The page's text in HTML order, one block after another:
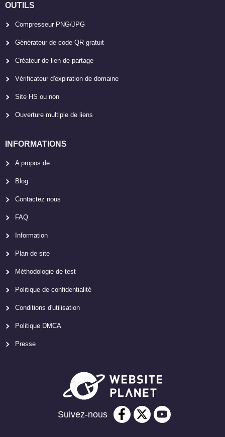
OUTILS
Compresseur PNG/JPG
Générateur de code QR gratuit
Créateur de lien de partage
Vérificateur d'expiration de domaine
Site HS ou non
Ouverture multiple de liens
INFORMATIONS
A propos de
Blog
Contactez nous
FAQ
Information
Plan de site
Méthodologie de test
Politique de confidentialité
Conditions d'utilisation
Politique DMCA
Presse
Suivez-nous